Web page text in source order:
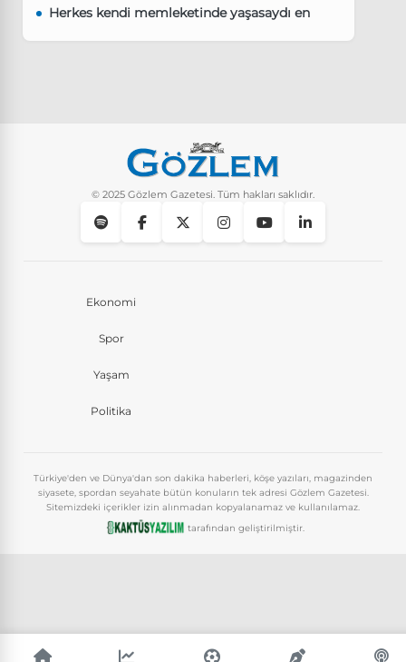
Herkes kendi memleketinde yaşasaydı en
Instagram’da keşfet nasıl temizlenir?
© 2025 Gözlem Gazetesi. Tüm hakları saklıdır.
Ekonomi
Spor
Yaşam
Politika
Türkiye'den ve Dünya'dan son dakika haberleri, köşe yazıları, magazinden
siyasete, spordan seyahate bütün konuların tek adresi Gözlem Gazetesi.
Sitemizdeki içerikler izin alınmadan kopyalanamaz ve kullanılamaz.
tarafından geliştirilmiştir.